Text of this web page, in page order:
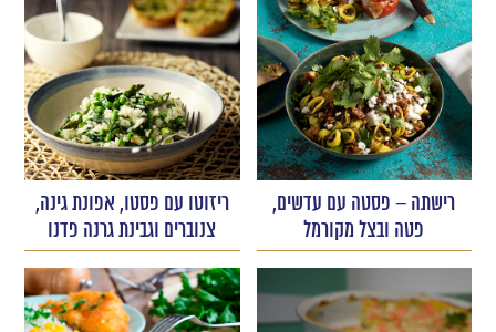
רישתה – פסטה עם עדשים,
פטה ובצל מקורמל
ריזוטו עם פסטו, אפונת גינה,
צנוברים וגבינת גרנה פדנו